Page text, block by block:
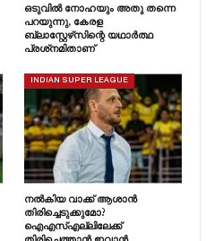
ഒടുവിൽ നോഹയും അതു തന്നെ
പറയുന്നു, കേരള
ബ്ലാസ്റ്റേഴ്‌സിന്റെ യഥാർത്ഥ
പ്രശ്‌നമിതാണ്
INDIAN SUPER LEAGUE
നൽകിയ വാക്ക് ആശാൻ
തിരിച്ചെടുക്കുമോ?
ഐഎസ്എല്ലിലേക്ക്